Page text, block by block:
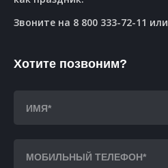
Звоните на 8 800 333-72-11 или
Хотите позвоним?